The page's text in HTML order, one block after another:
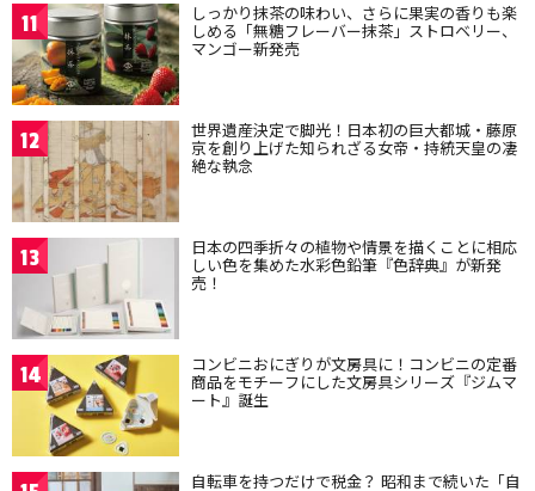
11 しっかり抹茶の味わい、さらに果実の香りも楽
しめる「無糖フレーバー抹茶」ストロベリー、
マンゴー新発売
12 世界遺産決定で脚光！日本初の巨大都城・藤原
京を創り上げた知られざる女帝・持統天皇の凄
絶な執念
13 日本の四季折々の植物や情景を描くことに相応
しい色を集めた水彩色鉛筆『色辞典』が新発
売！
14 コンビニおにぎりが文房具に！コンビニの定番
商品をモチーフにした文房具シリーズ『ジムマ
ート』誕生
自転車を持つだけで税金？ 昭和まで続いた「自